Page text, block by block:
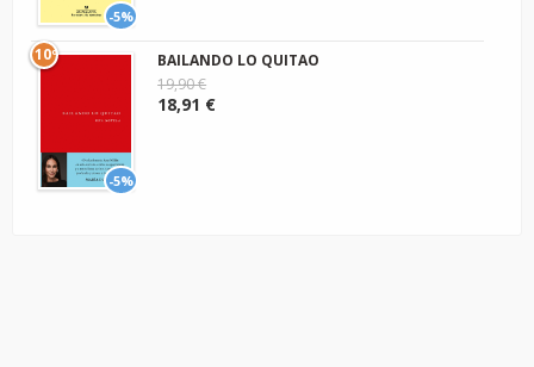
-5%
-5%
10º
BAILANDO LO QUITAO
19,90 €
18,91 €